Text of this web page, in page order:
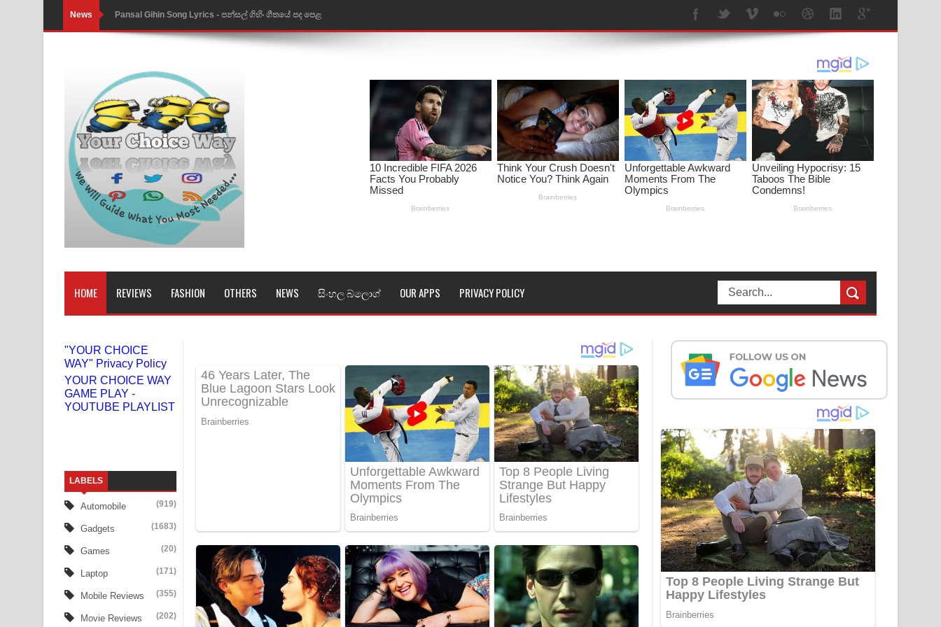
News Pansal Gihin Song Lyrics - පන්සල් ගිහිං ගීතයේ පද පෙළ
Ankeliya Song Lyrics - අංකෙළිය ගීතයේ පද පෙළ
DEAR GOD Song Lyrics - ඩියර් ගෝඩ් ගීතයේ පද පෙළ
MANAMALA KATHA Song Lyrics - මනමාල කතා ගීතයේ පද පෙළ
Dai Dai Lyrics - Shakira, Burna Boy | 2026 football world cup song lyrics
Lassana Amma Song Lyrics - ලස්සන අම්මා ගීතයේ පද පෙළ
Gemak Deela Song Lyrics - ගේමක් දීලා ගීතයේ පද පෙළ
Niwuna Numba Hinda Song Lyrics - නිවුනා නුඹ හින්දා ගීතයේ පද පෙළ
Numba Dun Aadare Song Lyrics - නුඹ දුන් ආදරේ ගීතයේ පද පෙළ
Sanda Babalena Song Lyrics - සඳ බැබලෙන ගීතයේ පද පෙළ
Adare Wadi Nisa Song Lyrics - ආදරේ වැඩි නිසා ගීතයේ පද පෙළ
UNUHUMA Song Lyrics - උණුහුම ගීතයේ පද පෙළ
Tharu Yaye Dilena Song Lyrics - තරු යායේ දිලෙනා ගීතයේ පද පෙළ
Heavy Weight Song Lyrics
Aye Lanweela Song Lyrics - ආයේ ලංවීලා ගීතයේ පද පෙළ
Ala purannata Song Lyrics - ආල පුරන්නට ගීතයේ පද පෙළ
HOME REVIEWS FASHION OTHERS NEWS සිංහල බ්ලොග් OUR APPS PRIVACY POLICY
"YOUR CHOICE
WAY" Privacy Policy
YOUR CHOICE WAY
GAME PLAY -
YOUTUBE PLAYLIST
LABELS
Automobile (919)
Gadgets (1683)
Games (20)
Laptop (171)
Mobile Reviews (355)
Movie Reviews (202)